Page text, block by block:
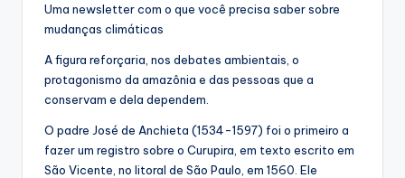
Uma newsletter com o que você precisa saber sobre
mudanças climáticas
A figura reforçaria, nos debates ambientais, o
protagonismo da amazônia e das pessoas que a
conservam e dela dependem.
O padre José de Anchieta (1534-1597) foi o primeiro a
fazer um registro sobre o Curupira, em texto escrito em
São Vicente, no litoral de São Paulo, em 1560. Ele